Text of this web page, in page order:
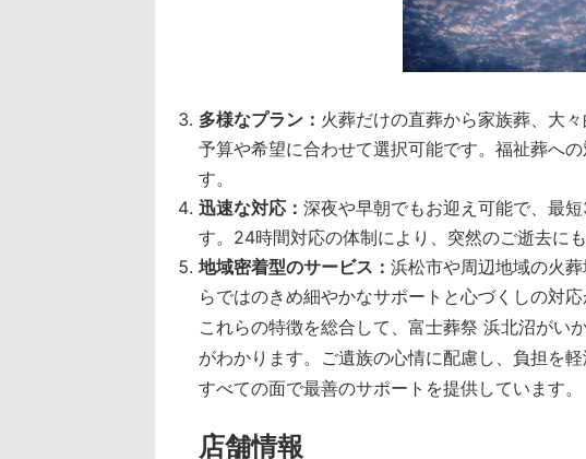
多様なプラン： 火葬だけの直葬から家族葬、大
予算や希望に合わせて選択可能です。福祉葬へ
す。
迅速な対応： 深夜や早朝でもお迎え可能で、最
す。24時間対応の体制により、突然のご逝去に
地域密着型のサービス： 浜松市や周辺地域の火
らではのきめ細やかなサポートと心づくしの対応
これらの特徴を総合して、富士葬祭 浜北沼がい
がわかります。ご遺族の心情に配慮し、負担を
すべての面で最善のサポートを提供しています。
店舗情報